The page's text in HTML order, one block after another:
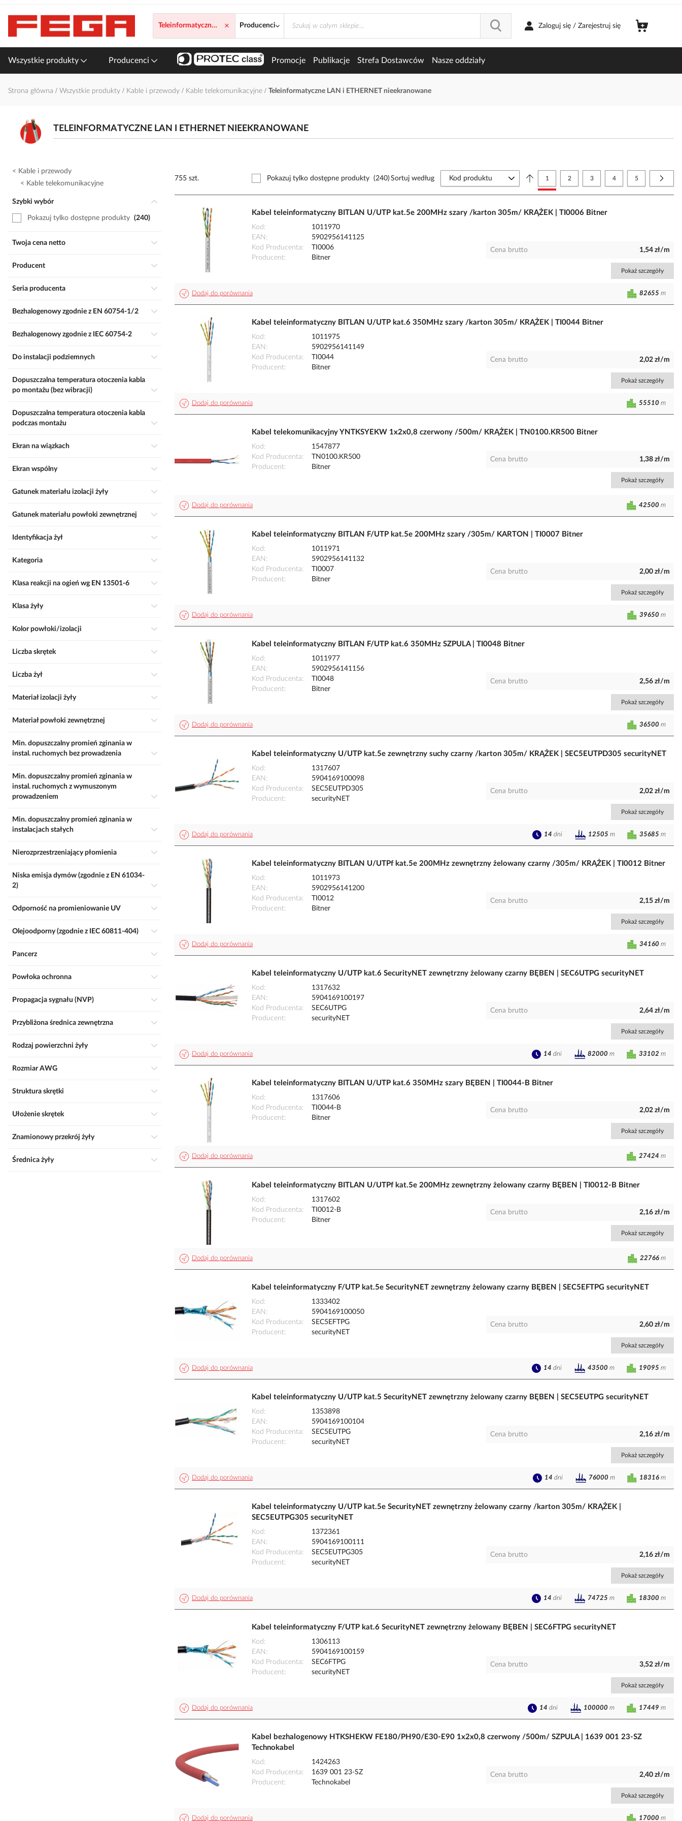
treści
Teleinformatyczne LAN i ETHERNET nieekranowane
× Producenci Zaloguj się / Zarejestruj się
Wszystkie produkty Producenci Promocje Publikacje Strefa Dostawców Nasze oddziały
Strona główna Wszystkie produkty Kable i przewody Kable telekomunikacyjne Teleinformatyczne LAN i ETHERNET nieekranowane
TELEINFORMATYCZNE LAN I ETHERNET NIEEKRANOWANE
755 szt. Pokazuj tylko dostępne produkty (240) Strona
Aktualnie czytasz stronę
1 Strona
2 Strona
3 Strona
4 Strona
5
Sortuj według
Kabel teleinformatyczny BITLAN U/UTP kat.5e 200MHz szary /karton 305m/ KRĄŻEK | TI0006 Bitner
Kod
1011970
EAN
5902956141125
Kod Producenta
TI0006
Producent
Bitner
Cena brutto 1,54 zł/m
Pokaż szczegóły
Dodaj do porównania 82655 m
Kabel teleinformatyczny BITLAN U/UTP kat.6 350MHz szary /karton 305m/ KRĄŻEK | TI0044 Bitner
Kod
1011975
EAN
5902956141149
Kod Producenta
TI0044
Producent
Bitner
Cena brutto 2,02 zł/m
Pokaż szczegóły
Dodaj do porównania 55510 m
Kabel telekomunikacyjny YNTKSYEKW 1x2x0,8 czerwony /500m/ KRĄŻEK | TN0100.KR500 Bitner
Kod
1547877
Kod Producenta
TN0100.KR500
Producent
Bitner
Cena brutto 1,38 zł/m
Pokaż szczegóły
Dodaj do porównania 42500 m
Kabel teleinformatyczny BITLAN F/UTP kat.5e 200MHz szary /305m/ KARTON | TI0007 Bitner
Kod
1011971
EAN
5902956141132
Kod Producenta
TI0007
Producent
Bitner
Cena brutto 2,00 zł/m
Pokaż szczegóły
Dodaj do porównania 39650 m
Kabel teleinformatyczny BITLAN F/UTP kat.6 350MHz SZPULA | TI0048 Bitner
Kod
1011977
EAN
5902956141156
Kod Producenta
TI0048
Producent
Bitner
Cena brutto 2,56 zł/m
Pokaż szczegóły
Dodaj do porównania 36500 m
Kabel teleinformatyczny U/UTP kat.5e zewnętrzny suchy czarny /karton 305m/ KRĄŻEK | SEC5EUTPD305 securityNET
Kod
1317607
EAN
5904169100098
Kod Producenta
SEC5EUTPD305
Producent
securityNET
Cena brutto 2,02 zł/m
Pokaż szczegóły
Dodaj do porównania 35685 m
14 dni 12505 m
Kabel teleinformatyczny BITLAN U/UTPf kat.5e 200MHz zewnętrzny żelowany czarny /305m/ KRĄŻEK | TI0012 Bitner
Kod
1011973
EAN
5902956141200
Kod Producenta
TI0012
Producent
Bitner
Cena brutto 2,15 zł/m
Pokaż szczegóły
Dodaj do porównania 34160 m
Kabel teleinformatyczny U/UTP kat.6 SecurityNET zewnętrzny żelowany czarny BĘBEN | SEC6UTPG securityNET
Kod
1317632
EAN
5904169100197
Kod Producenta
SEC6UTPG
Producent
securityNET
Cena brutto 2,64 zł/m
Pokaż szczegóły
Dodaj do porównania 33102 m
14 dni 82000 m
Kabel teleinformatyczny BITLAN U/UTP kat.6 350MHz szary BĘBEN | TI0044-B Bitner
Kod
1317606
Kod Producenta
TI0044-B
Producent
Bitner
Cena brutto 2,02 zł/m
Pokaż szczegóły
Dodaj do porównania 27424 m
Kabel teleinformatyczny BITLAN U/UTPf kat.5e 200MHz zewnętrzny żelowany czarny BĘBEN | TI0012-B Bitner
Kod
1317602
Kod Producenta
TI0012-B
Producent
Bitner
Cena brutto 2,16 zł/m
Pokaż szczegóły
Dodaj do porównania 22766 m
Kabel teleinformatyczny F/UTP kat.5e SecurityNET zewnętrzny żelowany czarny BĘBEN | SEC5EFTPG securityNET
Kod
1333402
EAN
5904169100050
Kod Producenta
SEC5EFTPG
Producent
securityNET
Cena brutto 2,60 zł/m
Pokaż szczegóły
Dodaj do porównania 19095 m
14 dni 43500 m
Kabel teleinformatyczny U/UTP kat.5 SecurityNET zewnętrzny żelowany czarny BĘBEN | SEC5EUTPG securityNET
Kod
1353898
EAN
5904169100104
Kod Producenta
SEC5EUTPG
Producent
securityNET
Cena brutto 2,16 zł/m
Pokaż szczegóły
Dodaj do porównania 18316 m
14 dni 76000 m
Kabel teleinformatyczny U/UTP kat.5e SecurityNET zewnętrzny żelowany czarny /karton 305m/ KRĄŻEK |
SEC5EUTPG305 securityNET
Kod
1372361
EAN
5904169100111
Kod Producenta
SEC5EUTPG305
Producent
securityNET
Cena brutto 2,16 zł/m
Pokaż szczegóły
Dodaj do porównania 18300 m
14 dni 74725 m
Kabel teleinformatyczny F/UTP kat.6 SecurityNET zewnętrzny żelowany BĘBEN | SEC6FTPG securityNET
Kod
1306113
EAN
5904169100159
Kod Producenta
SEC6FTPG
Producent
securityNET
Cena brutto 3,52 zł/m
Pokaż szczegóły
Dodaj do porównania 17449 m
14 dni 100000 m
Kabel bezhalogenowy HTKSHEKW FE180/PH90/E30-E90 1x2x0,8 czerwony /500m/ SZPULA | 1639 001 23-SZ
Technokabel
Kod
1424263
Kod Producenta
1639 001 23-SZ
Producent
Technokabel
Cena brutto 2,40 zł/m
Pokaż szczegóły
Dodaj do porównania 17000 m
Kable i przewody
Kable telekomunikacyjne
Szybki wybór
Pokazuj tylko dostępne produkty 240
Twoja cena netto
Producent
Seria producenta
Bezhalogenowy zgodnie z EN 60754-1/2
Bezhalogenowy zgodnie z IEC 60754-2
Do instalacji podziemnych
Dopuszczalna temperatura otoczenia kabla
po montażu (bez wibracji)
Dopuszczalna temperatura otoczenia kabla
podczas montażu
Ekran na wiązkach
Ekran wspólny
Gatunek materiału izolacji żyły
Gatunek materiału powłoki zewnętrznej
Identyfikacja żył
Kategoria
Klasa reakcji na ogień wg EN 13501-6
Klasa żyły
Kolor powłoki/izolacji
Liczba skrętek
Liczba żył
Materiał izolacji żyły
Materiał powłoki zewnętrznej
Min. dopuszczalny promień zginania w
instal. ruchomych bez prowadzenia
Min. dopuszczalny promień zginania w
instal. ruchomych z wymuszonym
prowadzeniem
Min. dopuszczalny promień zginania w
instalacjach stałych
Nierozprzestrzeniający płomienia
Niska emisja dymów (zgodnie z EN 61034-
2)
Odporność na promieniowanie UV
Olejoodporny (zgodnie z IEC 60811-404)
Pancerz
Powłoka ochronna
Propagacja sygnału (NVP)
Przybliżona średnica zewnętrzna
Rodzaj powierzchni żyły
Rozmiar AWG
Struktura skrętki
Ułożenie skrętek
Znamionowy przekrój żyły
Średnica żyły